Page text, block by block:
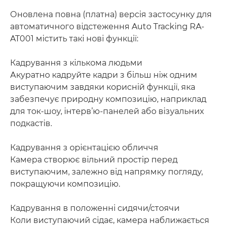
Оновлена ​​повна (платна) версія застосунку для
автоматичного відстеження Auto Tracking RA-
AT001 містить такі нові функції:
Кадрування з кількома людьми
Акуратно кадруйте кадри з більш ніж одним
виступаючим завдяки корисній функції, яка
забезпечує природну композицію, наприклад
для ток-шоу, інтерв’ю-панелей або візуальних
подкастів.
Кадрування з орієнтацією обличчя
Камера створює вільний простір перед
виступаючим, залежно від напрямку погляду,
покращуючи композицію.
Кадрування в положенні сидячи/стоячи
Коли виступаючий сідає, камера наближається